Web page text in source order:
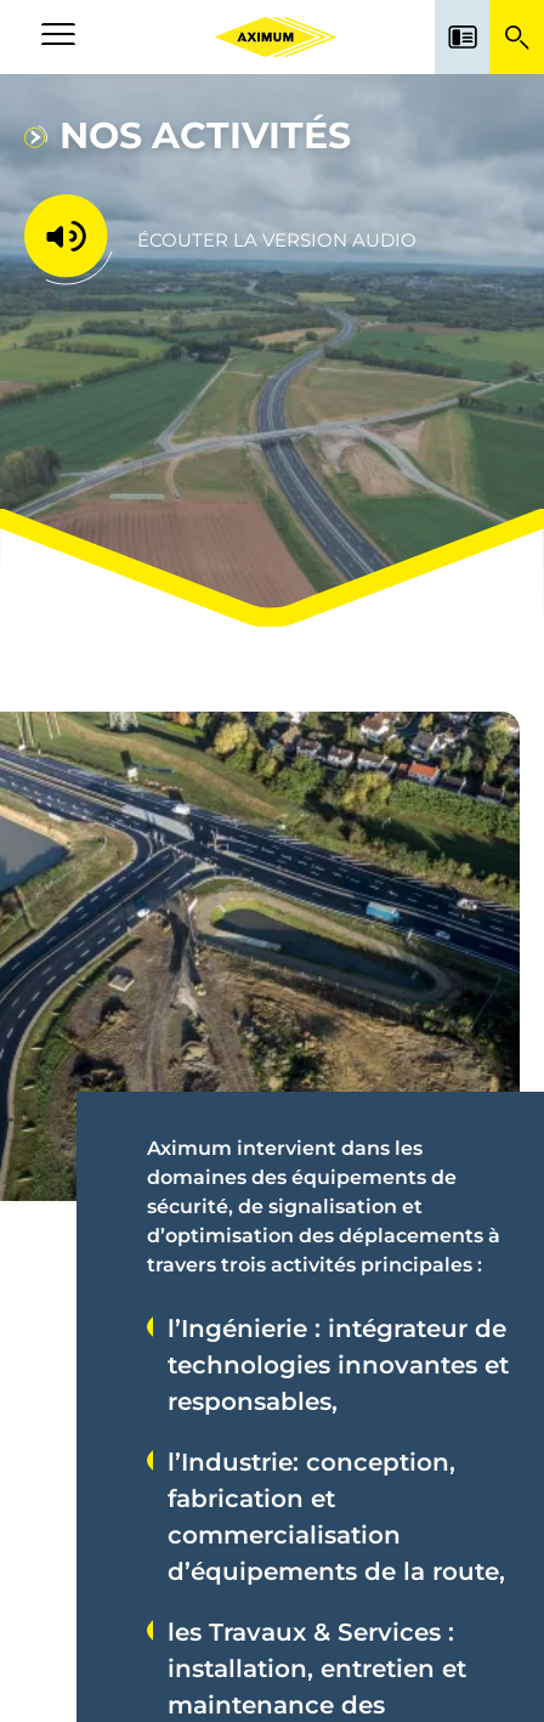
principal
Navigation
principale
NOS ACTIVITÉS
ÉCOUTER LA VERSION AUDIO
Aximum intervient dans les
domaines des équipements de
sécurité, de signalisation et
d’optimisation des déplacements à
travers trois activités principales :
l’Ingénierie : intégrateur de
technologies innovantes et
responsables,
l’Industrie: conception,
fabrication et
commercialisation
d’équipements de la route,
les Travaux & Services :
installation, entretien et
maintenance des